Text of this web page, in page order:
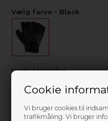
Cookie
Vi bruger cookies til
trafikmåling. Vi bruger
Vælg farve - Black
Vælg størrelse
XS
XXl